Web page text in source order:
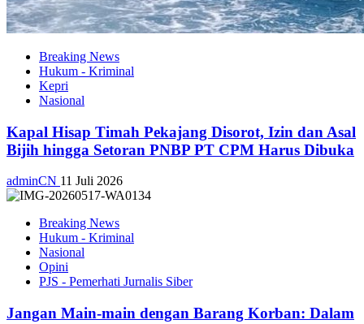
Breaking News
Hukum - Kriminal
Kepri
Nasional
Kapal Hisap Timah Pekajang Disorot, Izin dan Asal
Bijih hingga Setoran PNBP PT CPM Harus Dibuka
adminCN 11 Juli 2026
Breaking News
Hukum - Kriminal
Nasional
Opini
PJS - Pemerhati Jurnalis Siber
Jangan Main-main dengan Barang Korban: Dalam